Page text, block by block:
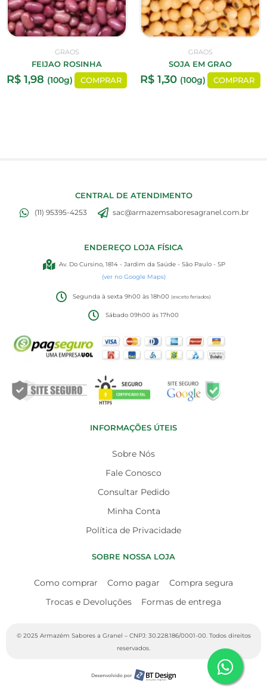
GRAOS
FEIJAO ROSINHA
R$1,98 (100g) COMPRAR
GRAOS
SOJA EM GRAO
R$ 1,30 (100g) COMPRAR
CENTRAL DE ATENDIMENTO
(11) 95395-4253 sac@armazemsaboresagranel.com.br
ENDEREÇO LOJA FÍSICA
Av. Do Cursino, 1814 - Jardim da Saúde - São Paulo - SP
(ver no Google Maps)
Segunda à sexta 9h00 às 18h00(exceto feriados)
Sábado 09h00 às 17h00
INFORMAÇÕES ÚTEIS
Sobre Nós
Fale Conosco
Consultar Pedido
Minha Conta
Política de Privacidade
SOBRE NOSSA LOJA
Como comprar Como pagar
Compra segura
Trocas e Devoluções
Formas de entrega
© 2025 Armazém Sabores a Granel – CNPJ: 30.228.186/0001-00. Todos direitos
reservados.